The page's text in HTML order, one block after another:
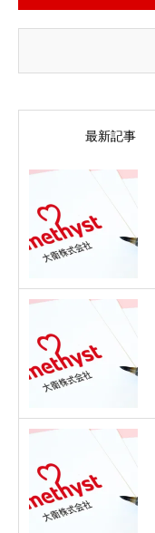
最新記事